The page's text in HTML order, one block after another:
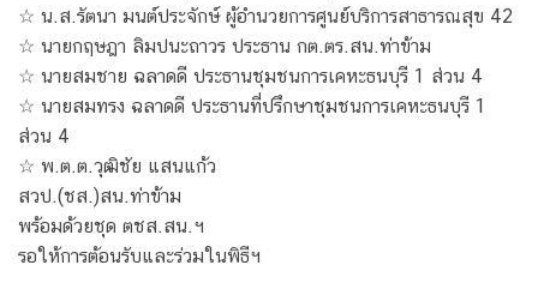
☆ น.ส.รัตนา มนต์ประจักษ์ ผู้อำนวยการศูนย์บริการสาธารณสุข 42
☆ นายกฤษฎา ลิมปนะถาวร ประธาน กต.ตร.สน.ท่าข้าม
☆ นายสมชาย ฉลาดดี ประธานชุมชนการเคหะธนบุรี 1 ส่วน 4
☆ นายสมทรง ฉลาดดี ประธานที่ปรึกษาชุมชนการเคหะธนบุรี 1
ส่วน 4
☆ พ.ต.ต.วุฒิชัย แสนแก้ว
สวป.(ชส.)สน.ท่าข้าม
พร้อมด้วยชุด ตชส.สน.ฯ
รอให้การต้อนรับและร่วมในพิธีฯ